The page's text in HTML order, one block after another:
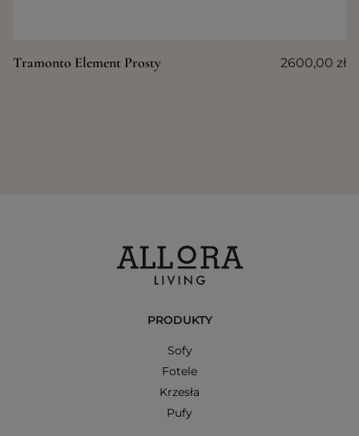
Tramonto Element Prosty 2600,00 zł
PRODUKTY
Sofy
Fotele
Krzesła
Pufy